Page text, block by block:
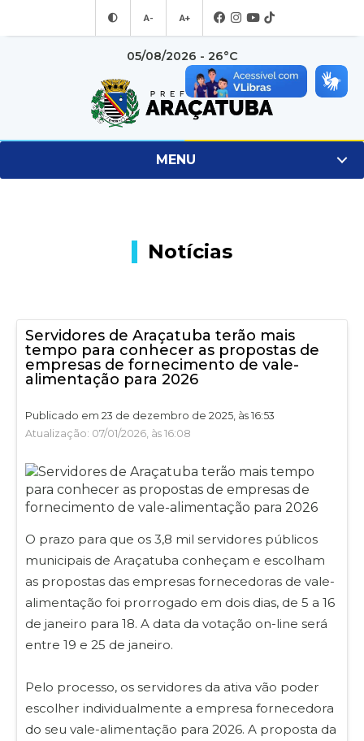
A- A+
05/08/2026 - 26°C
MENU
Notícias
Servidores de Araçatuba terão mais
tempo para conhecer as propostas de
empresas de fornecimento de vale-
alimentação para 2026
Publicado em 23 de dezembro de 2025, às 16:53
Atualização: 07/01/2026, às 16:08
O prazo para que os 3,8 mil servidores públicos
municipais de Araçatuba conheçam e escolham
as propostas das empresas fornecedoras de vale-
alimentação foi prorrogado em dois dias, de 5 a 16
de janeiro para 18. A data da votação on-line será
entre 19 e 25 de janeiro.
Pelo processo, os servidores da ativa vão poder
escolher individualmente a empresa fornecedora
do seu vale-alimentação para 2026. A proposta da